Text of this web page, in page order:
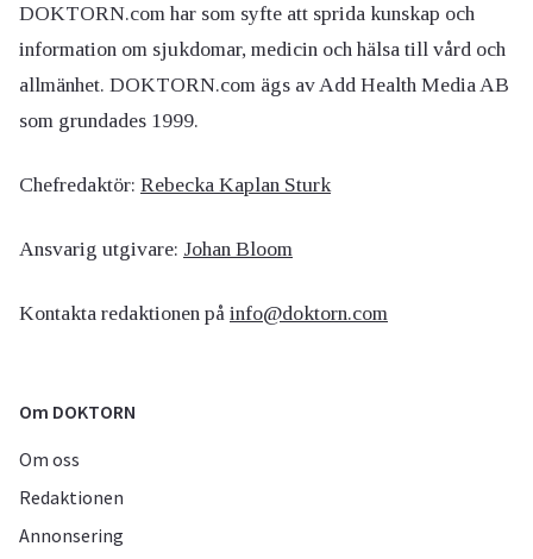
DOKTORN.com har som syfte att sprida kunskap och
information om sjukdomar, medicin och hälsa till vård och
allmänhet. DOKTORN.com ägs av Add Health Media AB
som grundades 1999.
Chefredaktör: Rebecka Kaplan Sturk
Ansvarig utgivare: Johan Bloom
Kontakta redaktionen på info@doktorn.com
Om DOKTORN
Om oss
Redaktionen
Annonsering